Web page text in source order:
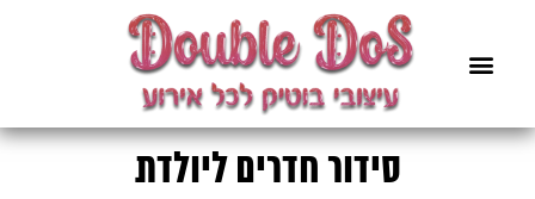
סידור חדרים ליולדת